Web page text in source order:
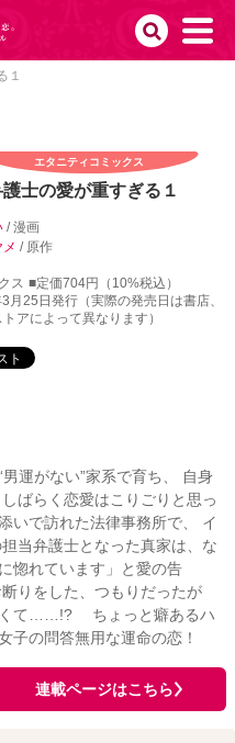
１
エタニティコミックス
士の愛が重すぎる１
/ 漫画
メ/ 原作
ス ■定価704円（10%税込）
月25日発行（実際の発売日は書店、
アによって異なります）
運がない”家系で育ち、 自身
ばらく恋愛はこりごりと思っ
いで訪れた法律事務所で、 イ
当弁護士となった真家は、な
惚れています」と愛の告
りをした、つもりだったが
て……!? ちょっと癖あるハ
子の問答無用な運命の恋！
連載ページはこちら